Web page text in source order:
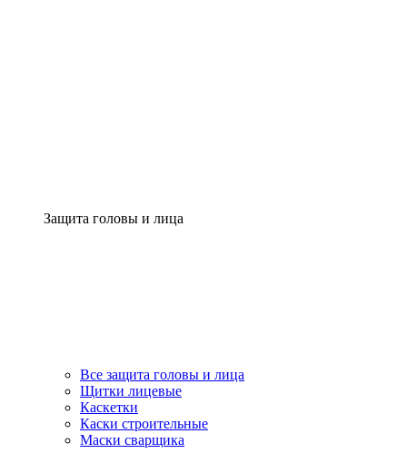
Защита головы и лица
Все защита головы и лица
Щитки лицевые
Каскетки
Каски строительные
Маски сварщика